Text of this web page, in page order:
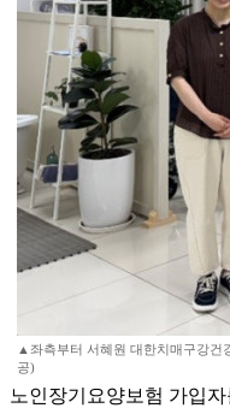
▲좌측부터 서혜원 대한치매구강건
공)
노인장기요양보험 가입